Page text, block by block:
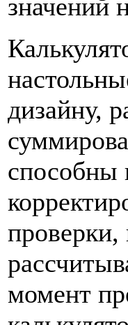
значений
дизайну,
способны
момент